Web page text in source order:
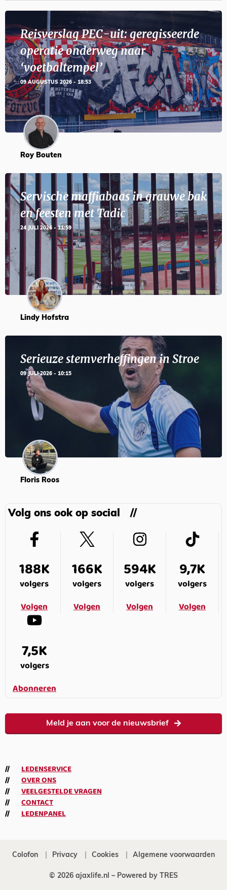
Reisverslag PEC-uit: geregisseerde
operatie onderweg naar
‘voetbaltempel’
09 AUGUSTUS 2026 - 18:53
Roy Bouten
Servische maffiabaas in grauwe bak
en feesten met Tadic
24 JULI 2026 - 11:59
Lindy Hofstra
Serieuze stemverheffingen in Stroe
09 JULI 2026 - 10:15
Floris Roos
Volg ons ook op social
188K
volgers
Volgen
166K
volgers
Volgen
594K
volgers
Volgen
9,7K
volgers
Volgen
7,5K
volgers
Abonneren
Meld je aan voor de nieuwsbrief
LEDENSERVICE
OVER ONS
VEELGESTELDE VRAGEN
CONTACT
LEDENPANEL
Colofon Privacy Cookies Algemene voorwaarden
© 2026 ajaxlife.nl – Powered by TRES